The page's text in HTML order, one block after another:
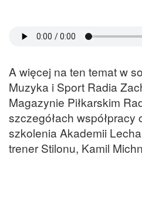
A więcej na ten temat w
Muzyka i Sport Radia
Magazynie Piłkarskim
szczegółach współpracy
szkolenia Akademii
trener Stilonu, Kamil